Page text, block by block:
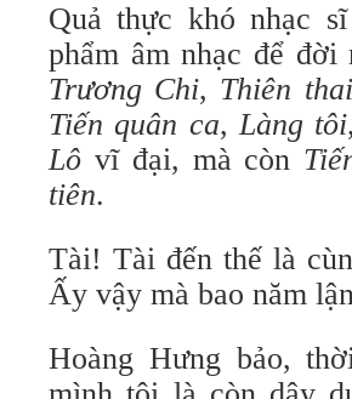
Quả thực khó nhạc
phẩm âm nhạc để
Trương Chi, Thiên thai
Tiến quân ca,Làng tôi,
Lô vĩ đại, mà còn
tiên.
Tài! Tài đến thế là
Ấy vậy mà bao năm
Hoàng Hưng bảo,